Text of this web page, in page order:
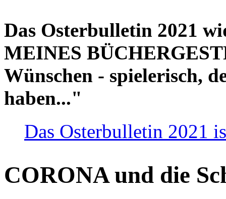
Das Osterbulletin 2021
MEINES
Wünschen - spielerisch,
haben..."
Das Osterbulletin 2021
CORONA und die